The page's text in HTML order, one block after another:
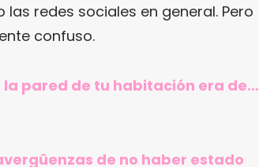
redes sociales en general. Pero
confuso.
la pared de tu habitación era de…
de no haber estado